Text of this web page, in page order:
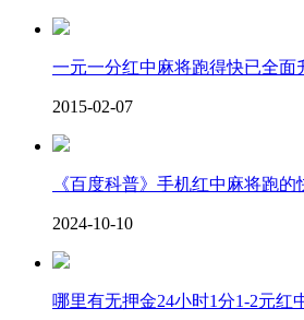
一元一分红中麻将跑得快已全面
2015-02-07
《百度科普》手机红中麻将跑的
2024-10-10
哪里有无押金24小时1分1-2元红